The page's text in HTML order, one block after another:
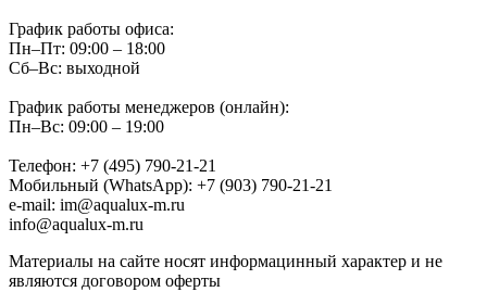
График работы офиса:
Пн–Пт: 09:00 – 18:00
Сб–Вс: выходной
График работы менеджеров (онлайн):
Пн–Вс: 09:00 – 19:00
Телефон: +7 (495) 790-21-21
Мобильный (WhatsApp): +7 (903) 790-21-21
e-mail: im@aqualux-m.ru
info@aqualux-m.ru
Материалы на сайте носят информацинный характер и не
являются договором оферты